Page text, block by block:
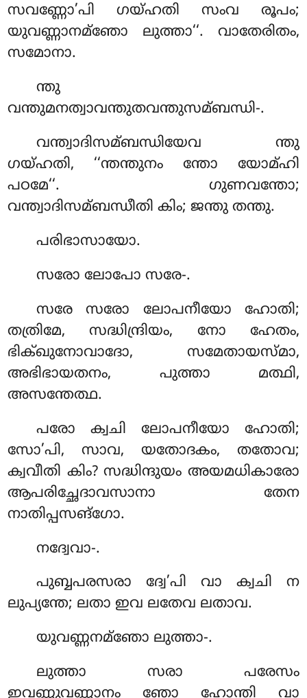
സവണ്ണോ’പി ഗയ്ഹതി സംവ രൂപം;
യുവണ്ണാനമ്ഞോ ലുത്താ‘‘. വാതേരിതം,
സമോനാ.
ന്തു
വന്തുമനത്വാവന്തുതവന്തുസമ്ബന്ധി-.
വന്ത്വാദിസമ്ബന്ധിയേവ ന്തു
ഗയ്ഹതി, ‘‘ന്തന്തുനം ന്തോ യോമ്ഹി
പഠമേ‘‘. ഗുണവന്തോ;
വന്ത്വാദിസമ്ബന്ധീതി കിം; ജന്തു തന്തു.
പരിഭാസായോ.
സരോ ലോപോ സരേ-.
സരേ സരോ ലോപനീയോ ഹോതി;
തത്രിമേ, സദ്ധിന്ദ്രിയം, നോ ഹേതം,
ഭിക്ഖുനോവാദോ, സമേതായസ്മാ,
അഭിഭായതനം, പുത്താ മത്ഥി,
അസന്തേത്ഥ.
പരോ ക്വചി ലോപനീയോ ഹോതി;
സോ’പി, സാവ, യതോദകം, തതോവ;
ക്വവീതി കിം? സദ്ധിന്ദുയം അയമധികാരോ
ആപരിച്ഛേദാവസാനാ തേന
നാതിപ്പസങ്ഗോ.
നദ്വേവാ-.
പുബ്ബപരസരാ ദ്വേ’പി വാ ക്വചി ന
ലുപ്യന്തേ; ലതാ ഇവ ലതേവ ലതാവ.
യുവണ്ണനമ്ഞോ ലുത്താ-.
ലുത്താ സരാ പരേസം
ഇവണ്ണുവണ്ണാനം ഞോ ഹോന്തി വാ